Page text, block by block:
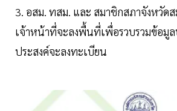
3. อสม. ทสม. และ สมาชิกสภาจังหวัดส
เจ้าหน้าที่จะลงพื้นที่เพื่อรวบรวมข้อมู
ประสงค์จะลงทะเบียน